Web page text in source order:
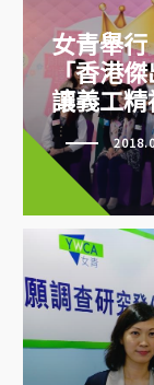
女青舉
屆「香
典禮 讓
女青舉
「香港
讓義工
女青公